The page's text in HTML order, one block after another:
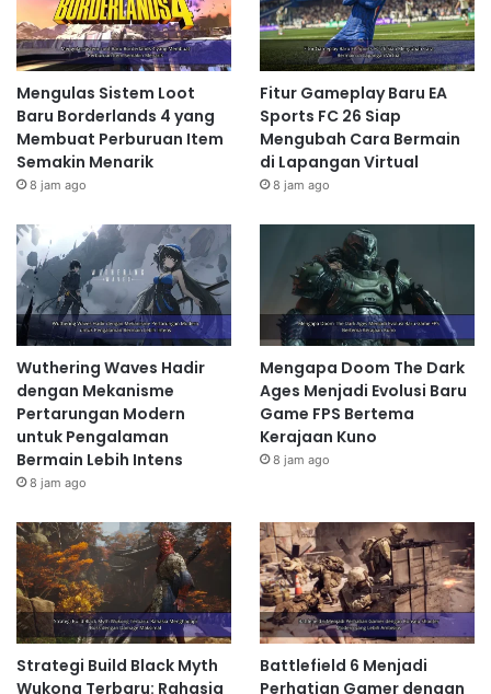
Mengulas Sistem Loot
Baru Borderlands 4 yang
Membuat Perburuan Item
Semakin Menarik
8 jam ago
Fitur Gameplay Baru EA
Sports FC 26 Siap
Mengubah Cara Bermain
di Lapangan Virtual
8 jam ago
Wuthering Waves Hadir
dengan Mekanisme
Pertarungan Modern
untuk Pengalaman
Bermain Lebih Intens
8 jam ago
Mengapa Doom The Dark
Ages Menjadi Evolusi Baru
Game FPS Bertema
Kerajaan Kuno
8 jam ago
Strategi Build Black Myth
Wukong Terbaru: Rahasia
Battlefield 6 Menjadi
Perhatian Gamer dengan